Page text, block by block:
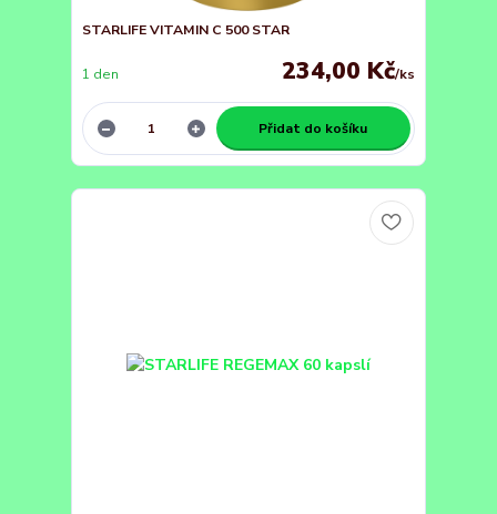
STARLIFE VITAMIN C 500 STAR
234,00 Kč/ks
1 den
Přidat do košíku